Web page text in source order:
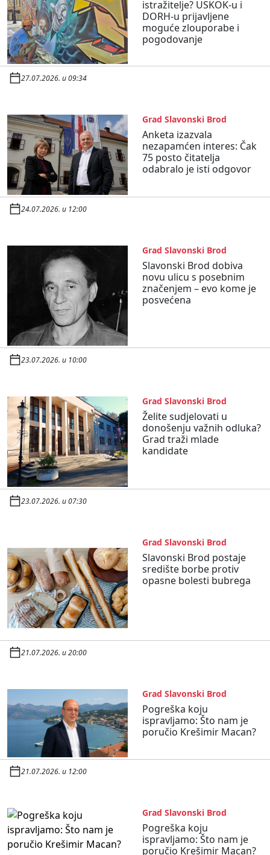
istražitelje? USKOK-u i
DORH-u prijavljene
moguće zlouporabe i
pogodovanje
27.07.2026. u 09:34
Grad Slavonski Brod
Anketa izazvala
nezapamćen interes: Čak
75 posto čitatelja
odabralo je isti odgovor
24.07.2026. u 12:00
Grad Slavonski Brod
Slavonski Brod dobiva
novu ulicu s posebnim
značenjem – evo kome je
posvećena
23.07.2026. u 10:00
Grad Slavonski Brod
Želite sudjelovati u
donošenju važnih odluka?
Grad traži mlade
kandidate
23.07.2026. u 07:30
Grad Slavonski Brod
Slavonski Brod postaje
središte borbe protiv
opasne bolesti bubrega
21.07.2026. u 20:00
Grad Slavonski Brod
Pogreška koju
ispravljamo: Što nam je
poručio Krešimir Macan?
21.07.2026. u 12:00
Grad Slavonski Brod
Pogreška koju
ispravljamo: Što nam je
poručio Krešimir Macan?